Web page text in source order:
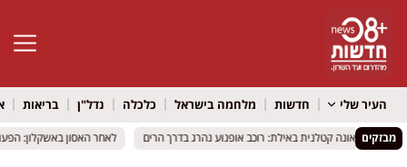
פתח
העיר שלי חדשות מלחמה בישראל כלכלה נדל"ן בריאות
מבזקיםגן תאונה קטלנית באילת: רוכב אופנוע נהרג בדרך הרים לאחר האסון באשקלון: גן תאונה קטלנית באילת: רוכב אופנוע נהרג בדרך הרים לאחר האסון באשקלון: